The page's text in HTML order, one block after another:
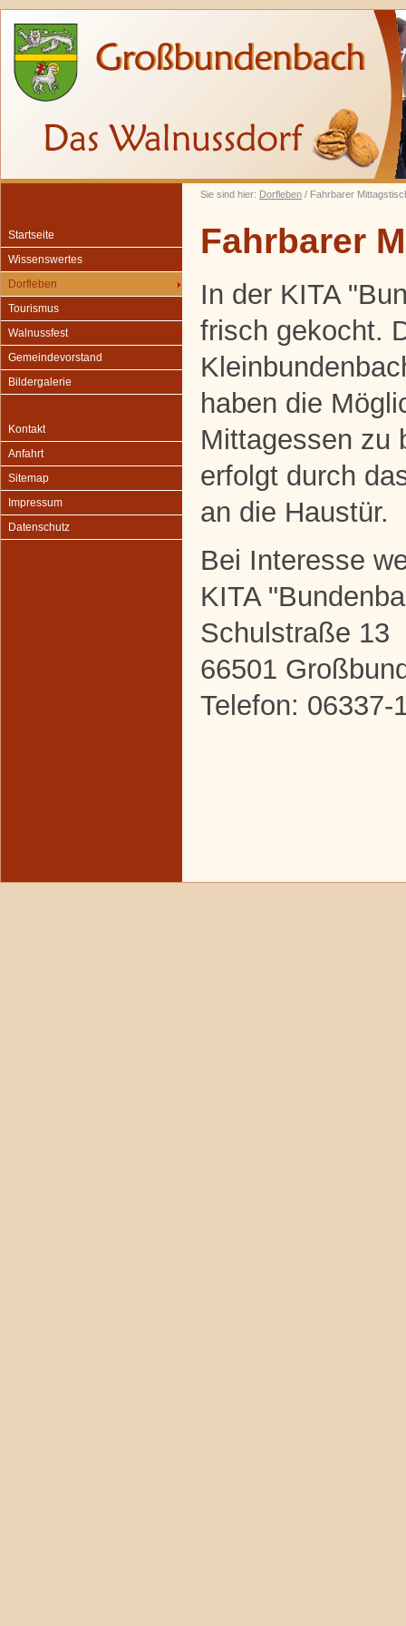
Sie sind hier: Dorfleben / Fahrbarer
Startseite
Wissenswertes
Dorfleben
Tourismus
Walnussfest
Gemeindevorstand
Bildergalerie
Kontakt
Anfahrt
Sitemap
Impressum
Datenschutz
Fahrbarer
In der KITA
frisch gekocht.
haben die
Mittagessen zu
erfolgt durch
an die Haustür.
Bei Interesse
KITA
Schulstraße 13
66501
Telefon: 06337-